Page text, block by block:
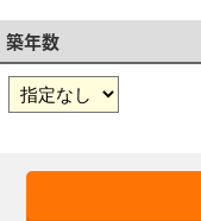
築年数